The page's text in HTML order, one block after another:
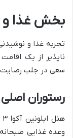
بخش غذا و
ناپذیر از یک
سعی در جلب رضایت
رستوران
وعده غذایی